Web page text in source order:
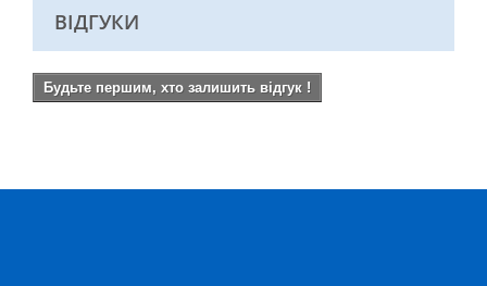
ВІДГУКИ
Будьте першим, хто залишить відгук !